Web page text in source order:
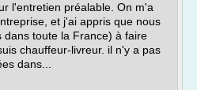
l'entretien préalable. On m'a
et j'ai appris que nous
dans toute la France) à faire
chauffeur-livreur. il n'y a pas
dans...